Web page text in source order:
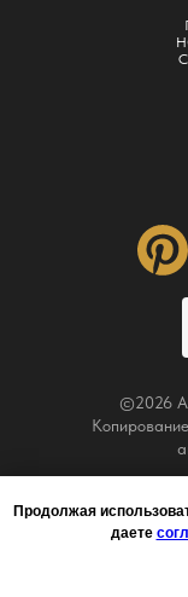
©2026
Продолжая
даете